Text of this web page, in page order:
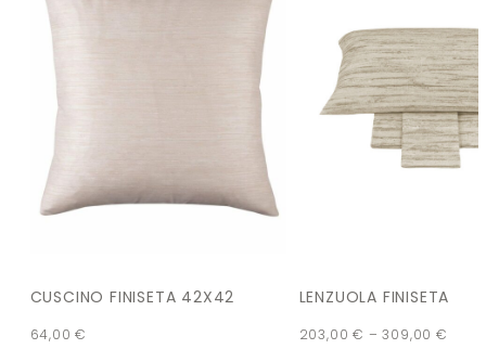
CUSCINO FINISETA 42X42
64,00€
LENZUOLA FINISETA
203,00€ –309,00 €